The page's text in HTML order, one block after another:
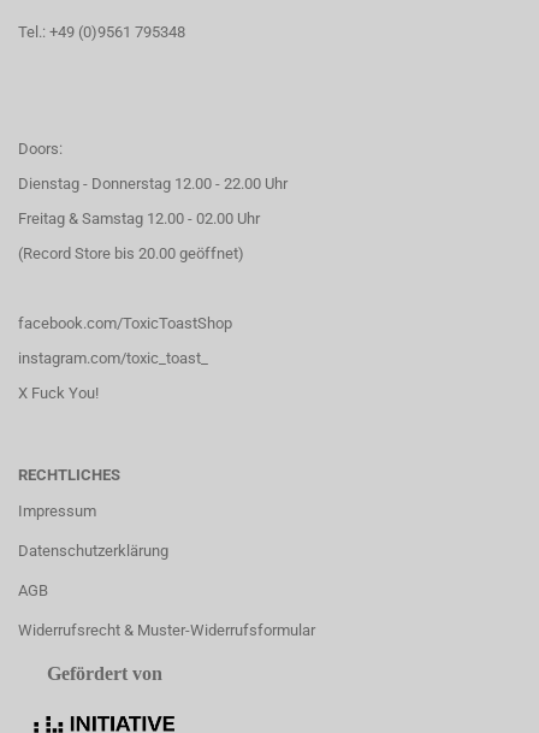
Tel.: +49 (0)9561 795348
Doors:
Dienstag - Donnerstag 12.00 - 22.00 Uhr
Freitag & Samstag 12.00 - 02.00 Uhr
(Record Store bis 20.00 geöffnet)
facebook.com/ToxicToastShop
instagram.com/toxic_toast_
X Fuck You!
RECHTLICHES
Impressum
Datenschutzerklärung
AGB
Widerrufsrecht & Muster-Widerrufsformular
Gefördert von